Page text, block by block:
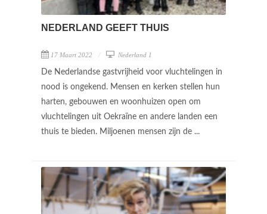
NEDERLAND GEEFT THUIS
17 Maart 2022 Nederland 1
De Nederlandse gastvrijheid voor vluchtelingen in
nood is ongekend. Mensen en kerken stellen hun
harten, gebouwen en woonhuizen open om
vluchtelingen uit Oekraïne en andere landen een
thuis te bieden. Miljoenen mensen zijn de ...